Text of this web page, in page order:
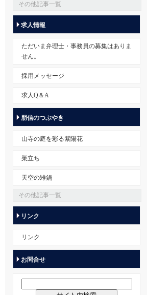
その他記事一覧
求人情報
ただいま弁理士・事務員の募集はありま
せん。
採用メッセージ
求人Q＆A
朋信のつぶやき
山寺の庭を彩る紫陽花
巣立ち
天空の雉鍋
その他記事一覧
リンク
リンク
お問合せ